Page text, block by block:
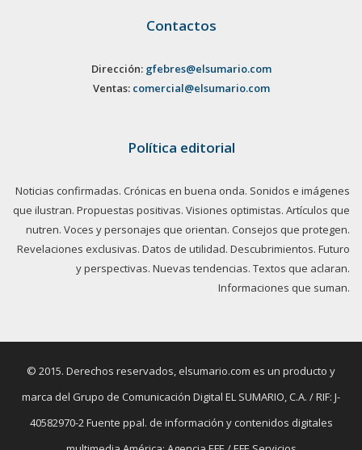
Contactos
Dirección: gfebres@elsumario.com
Ventas: comercial@elsumario.com
Política editorial
Noticias confirmadas. Crónicas en buena onda. Sonidos e imágenes
que ilustran. Propuestas positivas. Visiones optimistas. Artículos que
nutren. Voces y personajes que orientan. Consejos que protegen.
Revelaciones exclusivas. Datos de utilidad. Descubrimientos. Futuro
y perspectivas. Nuevas tendencias. Textos que aclaran.
Informaciones que suman.
© 2015. Derechos reservados, elsumario.com es un producto y
marca del Grupo de Comunicación Digital EL SUMARIO, C.A. / RIF: J-
40582970-2 Fuente ppal. de información y contenidos digitales